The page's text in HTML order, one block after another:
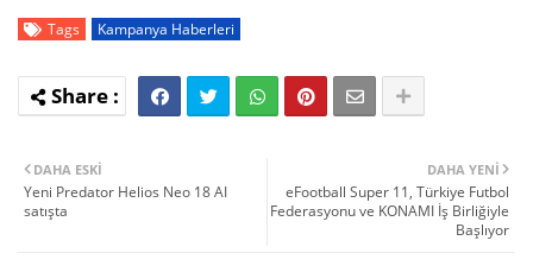
Tags Kampanya Haberleri
DAHA YENI
eFootball Super 11, Türkiye Futbol
Federasyonu ve KONAMI İş Birliğiyle
Başlıyor
DAHA ESKI
Yeni Predator Helios Neo 18 AI
satışta